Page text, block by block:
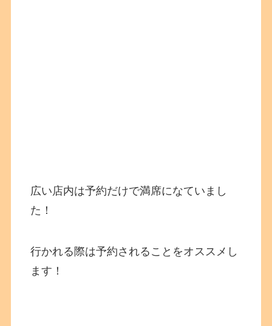
広い店内は予約だけで満席になていまし
た！
行かれる際は予約されることをオススメし
ます！